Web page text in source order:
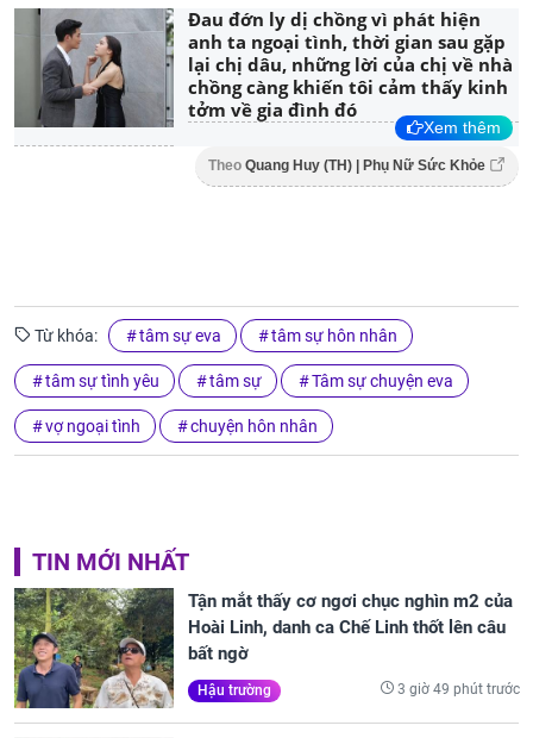
Đau đớn ly dị chồng vì phát hiện
anh ta ngoại tình, thời gian sau gặp
lại chị dâu, những lời của chị về nhà
chồng càng khiến tôi cảm thấy kinh
tởm về gia đình đó
Xem thêm
Theo Quang Huy (TH) | Phụ Nữ Sức Khỏe
Từ khóa: tâm sự eva tâm sự hôn nhân
tâm sự tình yêu tâm sự Tâm sự chuyện eva
vợ ngoại tình chuyện hôn nhân
TIN MỚI NHẤT
Tận mắt thấy cơ ngơi chục nghìn m2 của
Hoài Linh, danh ca Chế Linh thốt lên câu
bất ngờ
Hậu trường 3 giờ 49 phút trước